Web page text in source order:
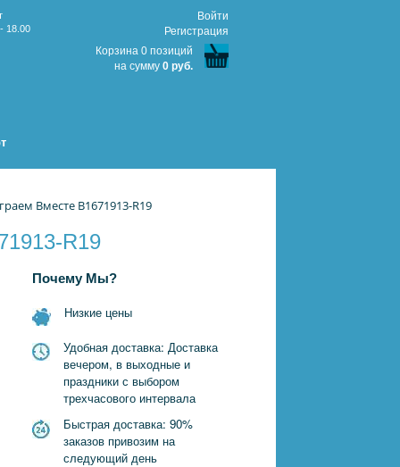
18.00
Войти
Регистрация
Корзина 0 позиций
на сумму 0 руб.
Вместе B1671913-R19
R19
Почему Мы?
Низкие цены
Удобная доставка: Доставка
вечером, в выходные и
праздники с выбором
трехчасового интервала
Быстрая доставка: 90%
заказов привозим на
следующий день